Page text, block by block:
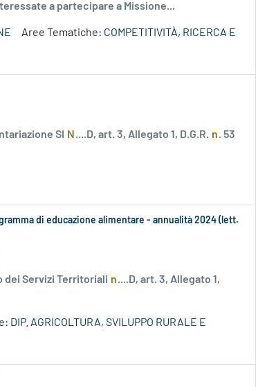
a partecipare a Missione...
Aree Tematiche: COMPETITIVITÀ, RICERCA E
SI N ....D, art. 3, Allegato 1, D.G.R. n. 53
di educazione alimentare - annualità 2024 (lett.
dei Servizi Territoriali n....D, art. 3, Allegato 1,
DIP. AGRICOLTURA, SVILUPPO RURALE E